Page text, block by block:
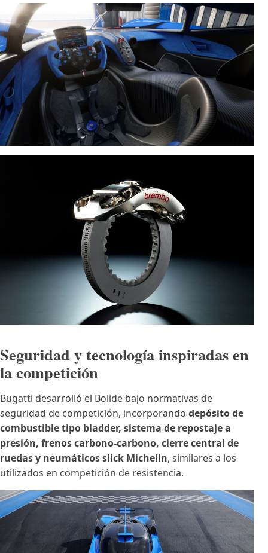
Seguridad y tecnología inspiradas en
la competición
Bugatti desarrolló el Bolide bajo normativas de
seguridad de competición, incorporando depósito de
combustible tipo bladder, sistema de repostaje a
presión, frenos carbono-carbono, cierre central de
ruedas y neumáticos slick Michelin, similares a los
utilizados en competición de resistencia.